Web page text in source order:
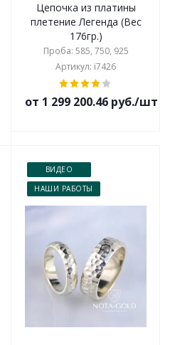
Цепочка из платины
плетение Легенда (Вес
176гр.)
Проба: 585, 750, 925
Артикул: i7426
от 1 299 200.46 руб./шт
ВИДЕО
НАШИ РАБОТЫ